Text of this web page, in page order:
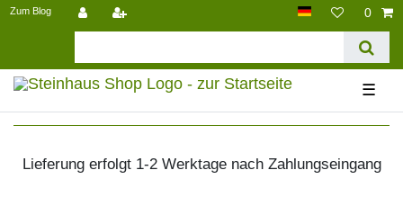
Zum Blog 0
☰
Lieferung erfolgt 1-2 Werktage nach Zahlungseingang